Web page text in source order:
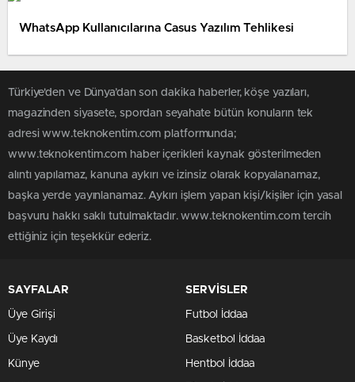
WhatsApp Kullanıcılarına Casus Yazılım Tehlikesi
Türkiye'den ve Dünya’dan son dakika haberler, köşe yazıları,
magazinden siyasete, spordan seyahate bütün konuların tek
adresi www.teknokentim.com platformunda;
www.teknokentim.com haber içerikleri kaynak gösterilmeden
alıntı yapılamaz, kanuna aykırı ve izinsiz olarak kopyalanamaz,
başka yerde yayınlanamaz. Aykırı işlem yapan kişi/kişiler için yasal
başvuru hakkı saklı tutulmaktadır. www.teknokentim.com tercih
ettiğiniz için teşekkür ederiz.
SAYFALAR
Üye Girişi
Üye Kaydı
Künye
SERVİSLER
Futbol İddaa
Basketbol İddaa
Hentbol İddaa